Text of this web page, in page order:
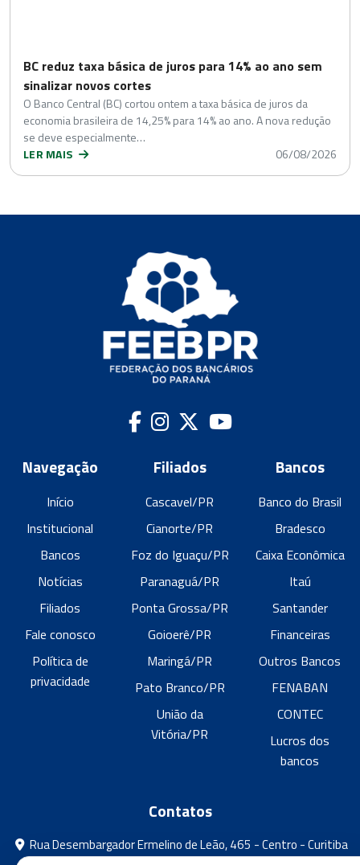
BC reduz taxa básica de juros para 14% ao ano sem
sinalizar novos cortes
O Banco Central (BC) cortou ontem a taxa básica de juros da
economia brasileira de 14,25% para 14% ao ano. A nova redução
se deve especialmente…
LER MAIS
06/08/2026
Navegação
Início
Institucional
Bancos
Notícias
Filiados
Fale conosco
Política de
privacidade
Filiados
Cascavel/PR
Cianorte/PR
Foz do Iguaçu/PR
Paranaguá/PR
Ponta Grossa/PR
Goioerê/PR
Maringá/PR
Pato Branco/PR
União da
Vitória/PR
Bancos
Banco do Brasil
Bradesco
Caixa Econômica
Itaú
Santander
Financeiras
Outros Bancos
FENABAN
CONTEC
Lucros dos
bancos
Contatos
Rua Desembargador Ermelino de Leão, 465 - Centro - Curitiba